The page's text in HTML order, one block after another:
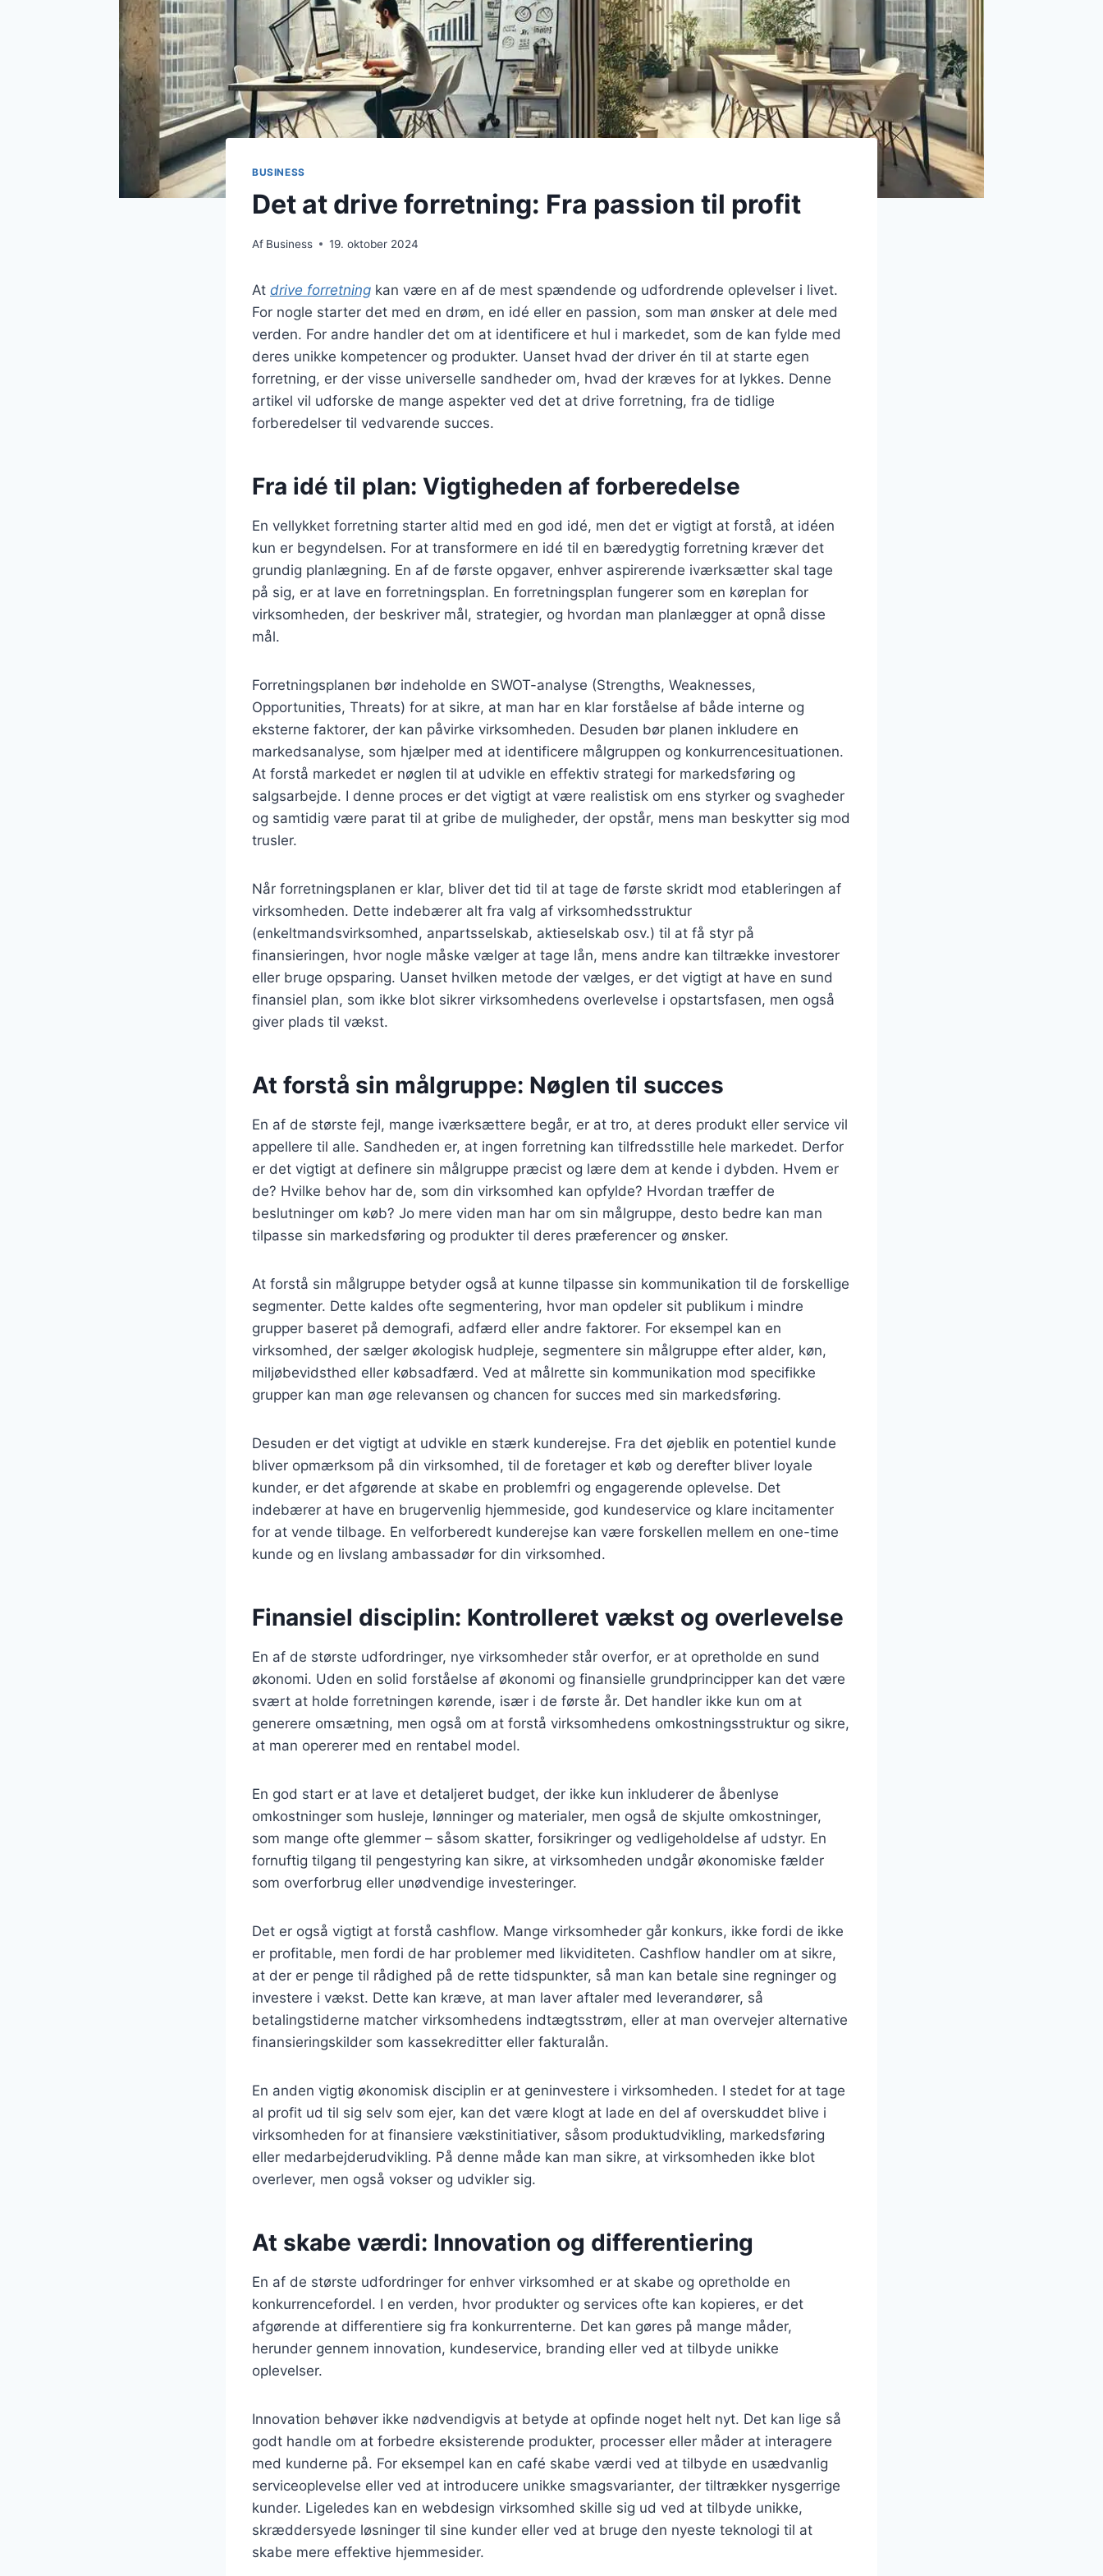
BUSINESS
Det at drive forretning: Fra passion til profit
Af Business 19. oktober 2024
At drive forretning kan være en af de mest spændende og udfordrende oplevelser i livet.
For nogle starter det med en drøm, en idé eller en passion, som man ønsker at dele med
verden. For andre handler det om at identificere et hul i markedet, som de kan fylde med
deres unikke kompetencer og produkter. Uanset hvad der driver én til at starte egen
forretning, er der visse universelle sandheder om, hvad der kræves for at lykkes. Denne
artikel vil udforske de mange aspekter ved det at drive forretning, fra de tidlige
forberedelser til vedvarende succes.
Fra idé til plan: Vigtigheden af forberedelse
En vellykket forretning starter altid med en god idé, men det er vigtigt at forstå, at idéen
kun er begyndelsen. For at transformere en idé til en bæredygtig forretning kræver det
grundig planlægning. En af de første opgaver, enhver aspirerende iværksætter skal tage
på sig, er at lave en forretningsplan. En forretningsplan fungerer som en køreplan for
virksomheden, der beskriver mål, strategier, og hvordan man planlægger at opnå disse
mål.
Forretningsplanen bør indeholde en SWOT-analyse (Strengths, Weaknesses,
Opportunities, Threats) for at sikre, at man har en klar forståelse af både interne og
eksterne faktorer, der kan påvirke virksomheden. Desuden bør planen inkludere en
markedsanalyse, som hjælper med at identificere målgruppen og konkurrencesituationen.
At forstå markedet er nøglen til at udvikle en effektiv strategi for markedsføring og
salgsarbejde. I denne proces er det vigtigt at være realistisk om ens styrker og svagheder
og samtidig være parat til at gribe de muligheder, der opstår, mens man beskytter sig mod
trusler.
Når forretningsplanen er klar, bliver det tid til at tage de første skridt mod etableringen af
virksomheden. Dette indebærer alt fra valg af virksomhedsstruktur
(enkeltmandsvirksomhed, anpartsselskab, aktieselskab osv.) til at få styr på
finansieringen, hvor nogle måske vælger at tage lån, mens andre kan tiltrække investorer
eller bruge opsparing. Uanset hvilken metode der vælges, er det vigtigt at have en sund
finansiel plan, som ikke blot sikrer virksomhedens overlevelse i opstartsfasen, men også
giver plads til vækst.
At forstå sin målgruppe: Nøglen til succes
En af de største fejl, mange iværksættere begår, er at tro, at deres produkt eller service vil
appellere til alle. Sandheden er, at ingen forretning kan tilfredsstille hele markedet. Derfor
er det vigtigt at definere sin målgruppe præcist og lære dem at kende i dybden. Hvem er
de? Hvilke behov har de, som din virksomhed kan opfylde? Hvordan træffer de
beslutninger om køb? Jo mere viden man har om sin målgruppe, desto bedre kan man
tilpasse sin markedsføring og produkter til deres præferencer og ønsker.
At forstå sin målgruppe betyder også at kunne tilpasse sin kommunikation til de forskellige
segmenter. Dette kaldes ofte segmentering, hvor man opdeler sit publikum i mindre
grupper baseret på demografi, adfærd eller andre faktorer. For eksempel kan en
virksomhed, der sælger økologisk hudpleje, segmentere sin målgruppe efter alder, køn,
miljøbevidsthed eller købsadfærd. Ved at målrette sin kommunikation mod specifikke
grupper kan man øge relevansen og chancen for succes med sin markedsføring.
Desuden er det vigtigt at udvikle en stærk kunderejse. Fra det øjeblik en potentiel kunde
bliver opmærksom på din virksomhed, til de foretager et køb og derefter bliver loyale
kunder, er det afgørende at skabe en problemfri og engagerende oplevelse. Det
indebærer at have en brugervenlig hjemmeside, god kundeservice og klare incitamenter
for at vende tilbage. En velforberedt kunderejse kan være forskellen mellem en one-time
kunde og en livslang ambassadør for din virksomhed.
Finansiel disciplin: Kontrolleret vækst og overlevelse
En af de største udfordringer, nye virksomheder står overfor, er at opretholde en sund
økonomi. Uden en solid forståelse af økonomi og finansielle grundprincipper kan det være
svært at holde forretningen kørende, især i de første år. Det handler ikke kun om at
generere omsætning, men også om at forstå virksomhedens omkostningsstruktur og sikre,
at man opererer med en rentabel model.
En god start er at lave et detaljeret budget, der ikke kun inkluderer de åbenlyse
omkostninger som husleje, lønninger og materialer, men også de skjulte omkostninger,
som mange ofte glemmer – såsom skatter, forsikringer og vedligeholdelse af udstyr. En
fornuftig tilgang til pengestyring kan sikre, at virksomheden undgår økonomiske fælder
som overforbrug eller unødvendige investeringer.
Det er også vigtigt at forstå cashflow. Mange virksomheder går konkurs, ikke fordi de ikke
er profitable, men fordi de har problemer med likviditeten. Cashflow handler om at sikre,
at der er penge til rådighed på de rette tidspunkter, så man kan betale sine regninger og
investere i vækst. Dette kan kræve, at man laver aftaler med leverandører, så
betalingstiderne matcher virksomhedens indtægtsstrøm, eller at man overvejer alternative
finansieringskilder som kassekreditter eller fakturalån.
En anden vigtig økonomisk disciplin er at geninvestere i virksomheden. I stedet for at tage
al profit ud til sig selv som ejer, kan det være klogt at lade en del af overskuddet blive i
virksomheden for at finansiere vækstinitiativer, såsom produktudvikling, markedsføring
eller medarbejderudvikling. På denne måde kan man sikre, at virksomheden ikke blot
overlever, men også vokser og udvikler sig.
At skabe værdi: Innovation og differentiering
En af de største udfordringer for enhver virksomhed er at skabe og opretholde en
konkurrencefordel. I en verden, hvor produkter og services ofte kan kopieres, er det
afgørende at differentiere sig fra konkurrenterne. Det kan gøres på mange måder,
herunder gennem innovation, kundeservice, branding eller ved at tilbyde unikke
oplevelser.
Innovation behøver ikke nødvendigvis at betyde at opfinde noget helt nyt. Det kan lige så
godt handle om at forbedre eksisterende produkter, processer eller måder at interagere
med kunderne på. For eksempel kan en café skabe værdi ved at tilbyde en usædvanlig
serviceoplevelse eller ved at introducere unikke smagsvarianter, der tiltrækker nysgerrige
kunder. Ligeledes kan en webdesign virksomhed skille sig ud ved at tilbyde unikke,
skræddersyede løsninger til sine kunder eller ved at bruge den nyeste teknologi til at
skabe mere effektive hjemmesider.